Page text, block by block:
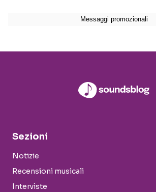
Sezioni
Notizie
Recensioni musicali
Interviste